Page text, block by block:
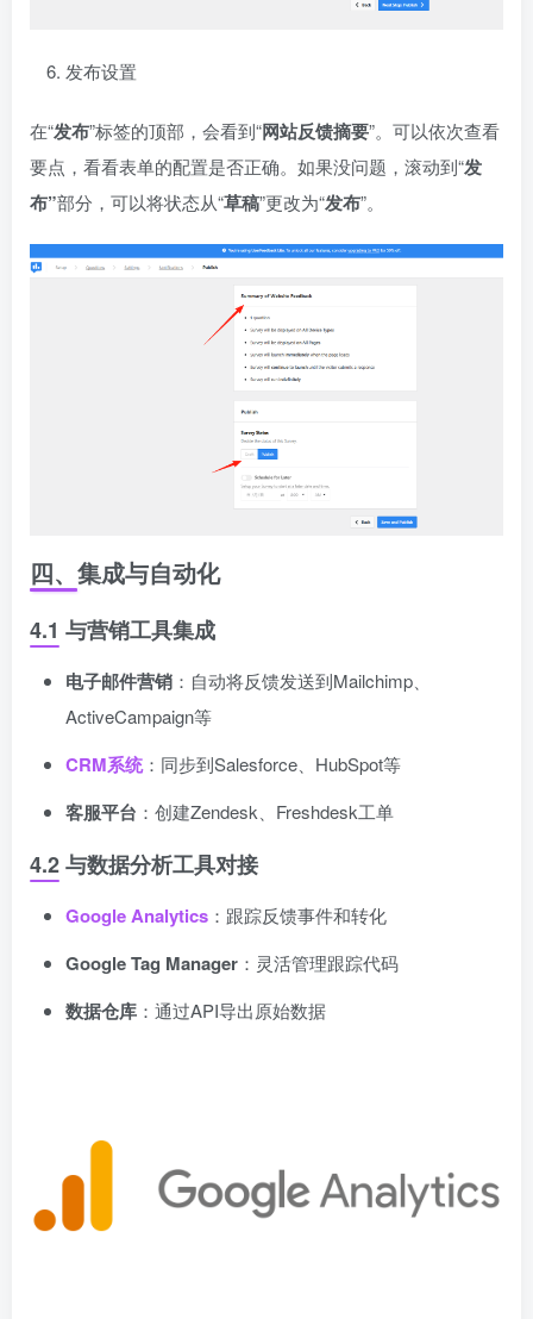
发布设置
在“发布”标签的顶部，会看到“网站反馈摘要”。可以依次查看
要点，看看表单的配置是否正确。如果没问题，滚动到“发
布”部分，可以将状态从“草稿”更改为“发布”。
四、集成与自动化
4.1 与营销工具集成
电子邮件营销 ：自动将反馈发送到Mailchimp、
ActiveCampaign等
CRM系统：同步到Salesforce、HubSpot等
客服平台 ：创建Zendesk、Freshdesk工单
4.2 与数据分析工具对接
Google Analytics ：跟踪反馈事件和转化
Google Tag Manager ：灵活管理跟踪代码
数据仓库 ：通过API导出原始数据